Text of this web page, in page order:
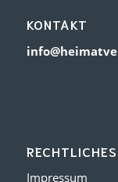
KONTAKT
RECHTLICHES
Impressum